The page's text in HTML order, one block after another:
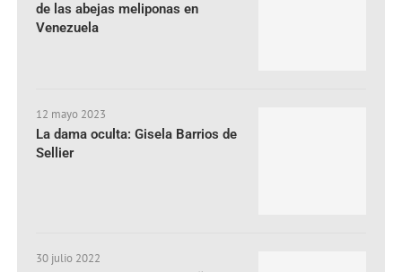
de las abejas meliponas en
Venezuela
12 mayo 2023
La dama oculta: Gisela Barrios de
Sellier
30 julio 2022